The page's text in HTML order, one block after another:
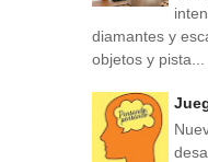
diamantes y
objetos y pista...